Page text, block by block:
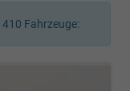
410 Fahrzeuge: